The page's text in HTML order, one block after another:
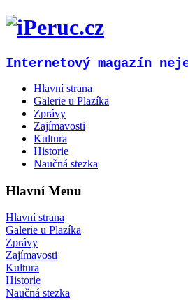
Internetový magazín
Hlavní strana
Galerie u Plazíka
Zprávy
Zajímavosti
Kultura
Historie
Naučná stezka
Hlavní Menu
Hlavní strana
Galerie u Plazíka
Zprávy
Zajímavosti
Kultura
Historie
Naučná stezka